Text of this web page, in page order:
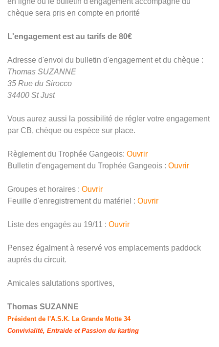
chèque sera pris en compte en priorité
L'engagement est au tarifs de 80€
Adresse d'envoi du bulletin d'engagement et du chèque :
Thomas SUZANNE
35 Rue du Sirocco
34400 St Just
Vous aurez aussi la possibilité de régler votre engagement
par CB, chèque ou espèce sur place.
Règlement du Trophée Gangeois: Ouvrir
Bulletin d'engagement du Trophée Gangeois : Ouvrir
Groupes et horaires : Ouvrir
Feuille d'enregistrement du matériel : Ouvrir
Liste des engagés au 19/11 : Ouvrir
Pensez égalment à reservé vos emplacements paddock
auprés du circuit.
Amicales salutations sportives,
Thomas SUZANNE
Président de l'A.S.K. La Grande Motte 34
Convivialité, Entraide et Passion du karting